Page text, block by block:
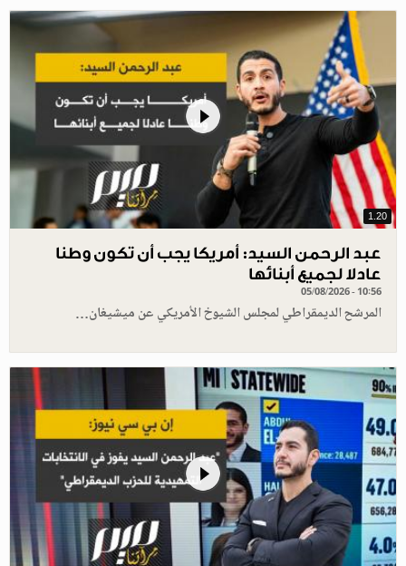
1.20
عبد الرحمن السيد: أمريكا يجب أن تكون وطنا
عادلا لجميع أبنائها
05/08/2026 - 10:56
المرشح الديمقراطي لمجلس الشيوخ الأمريكي عن ميشيغان…